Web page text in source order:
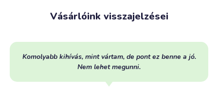
Vásárlóink visszajelzései
Komolyabb kihívás, mint vártam, de pont ez benne a jó.
Nem lehet megunni.